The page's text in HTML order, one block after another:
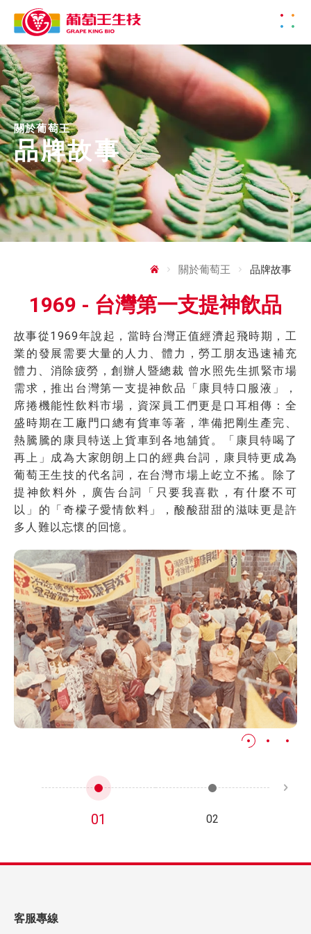
關於葡萄王
品牌故事
關於葡萄王 品牌故事
1969 - 台灣第一支提神飲品
故事從1969年說起，當時台灣正值經濟起飛時期，工
業的發展需要大量的人力、體力，勞工朋友迅速補充
體力、消除疲勞，創辦人暨總裁 曾水照先生抓緊市場
需求，推出台灣第一支提神飲品「康貝特口服液」，
席捲機能性飲料市場，資深員工們更是口耳相傳：全
盛時期在工廠門口總有貨車等著，準備把剛生產完、
熱騰騰的康貝特送上貨車到各地舖貨。「康貝特喝了
再上」成為大家朗朗上口的經典台詞，康貝特更成為
葡萄王生技的代名詞，在台灣市場上屹立不搖。除了
提神飲料外，廣告台詞「只要我喜歡，有什麼不可
以」的「奇檬子愛情飲料」，酸酸甜甜的滋味更是許
多人難以忘懷的回憶。
01 02
客服專線